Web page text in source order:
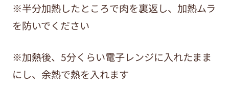
※半分加熱したところで肉を裏返し、加熱ムラ
を防いでください
※加熱後、5分くらい電子レンジに入れたまま
にし、余熱で熱を入れます